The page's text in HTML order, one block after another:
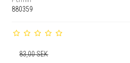
880359
83,00 SEK